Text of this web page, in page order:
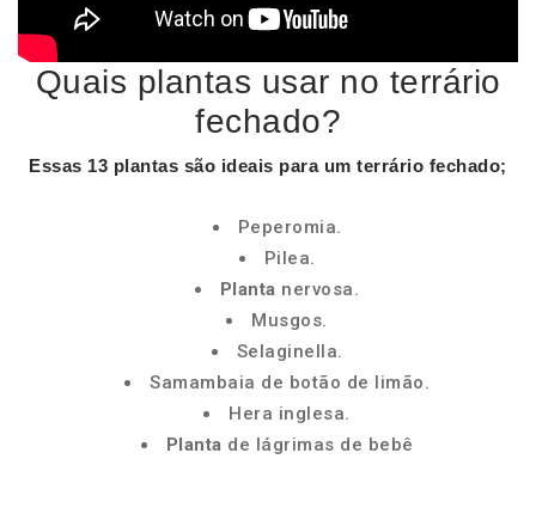
Quais plantas usar no terrário
fechado?
Essas 13 plantas são ideais para umterrário fechado;
Peperomia.
Pilea.
Planta nervosa.
Musgos.
Selaginella.
Samambaia de botão de limão.
Hera inglesa.
Planta de lágrimas de bebê